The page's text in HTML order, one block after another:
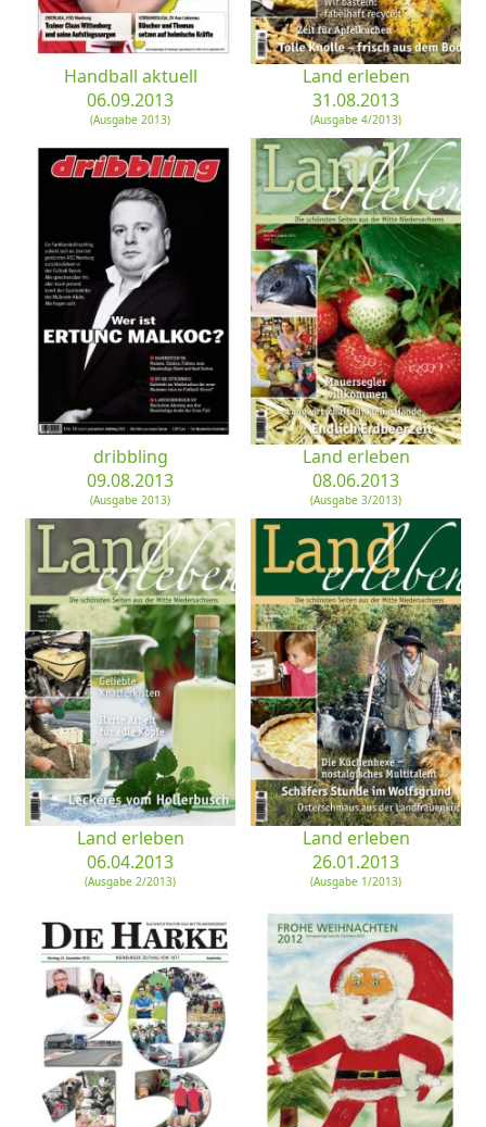
Handball aktuell
06.09.2013
(Ausgabe 2013)
Land erleben
31.08.2013
(Ausgabe 4/2013)
dribbling
09.08.2013
(Ausgabe 2013)
Land erleben
08.06.2013
(Ausgabe 3/2013)
Land erleben
06.04.2013
(Ausgabe 2/2013)
Land erleben
26.01.2013
(Ausgabe 1/2013)